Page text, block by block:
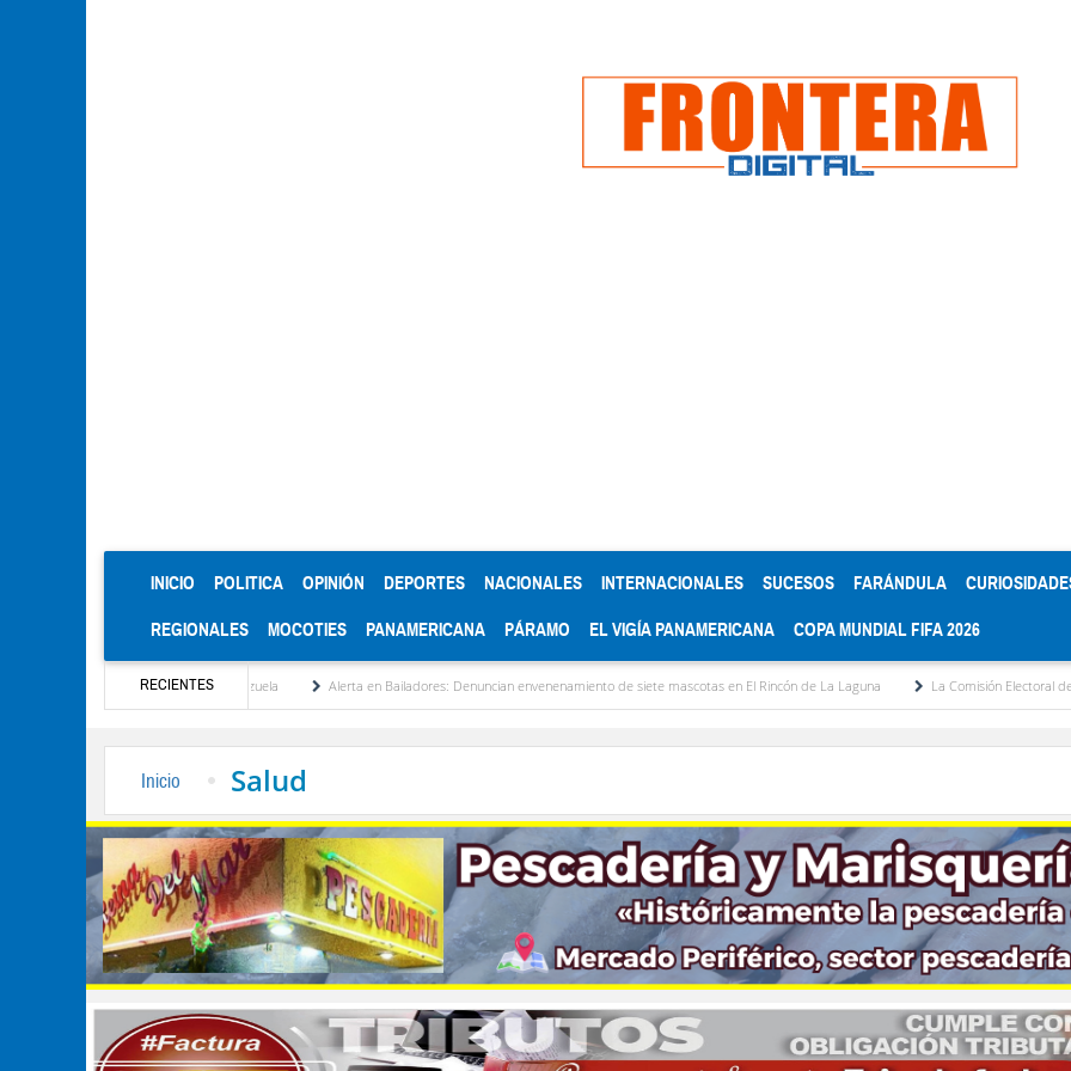
INICIO (CURRENT)
POLITICA OPINIÓN DEPORTES NACIONALES INTERNACIONALES SUCESOS FARÁNDULA
REGIONALES MOCOTIES PANAMERICANA PÁRAMO EL VIGÍA PANAMERICANA COPA MUNDIAL FIFA 2026
RECIENTES
Alerta en Bailadores: Denuncian envenenamiento de siete mascotas en El Rincón de La Laguna La Comisión Electoral del Colegio de Abogados
Inicio Salud